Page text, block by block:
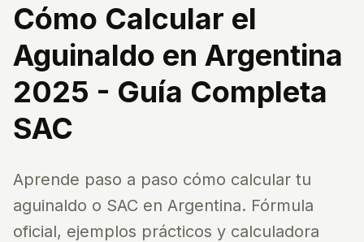
Cómo Calcular el
Aguinaldo en Argentina
2025 - Guía Completa
SAC
Aprende paso a paso cómo calcular tu
aguinaldo o SAC en Argentina. Fórmula
oficial, ejemplos prácticos y calculadora